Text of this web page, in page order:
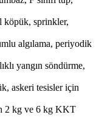
sprinkler,
algılama, periyodik
yangın söndürme,
askeri tesisler için
2 kg ve 6 kg KKT